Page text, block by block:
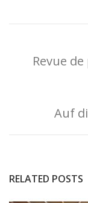
Revue
Auf
RELATED POSTS